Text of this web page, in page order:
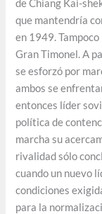
de Chiang Kai-
que mantendría
en 1949.
Gran Timonel. A
se esforzó por
ambos se
entonces líder
política de
marcha su
rivalidad sólo
cuando un nuevo
condiciones
para la